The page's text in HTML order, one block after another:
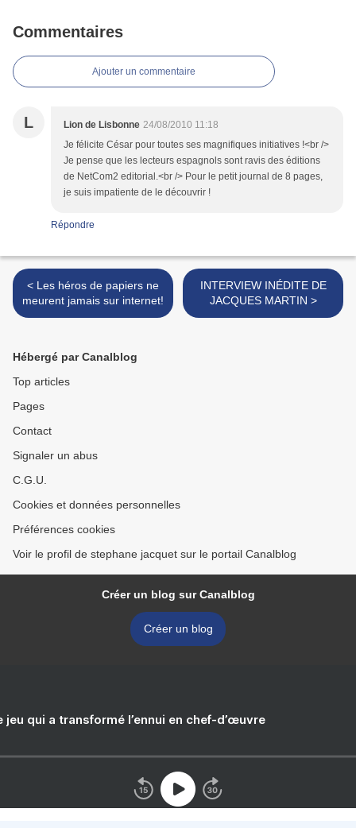
Commentaires
Ajouter un commentaire
L Lion de Lisbonne 24/08/2010 11:18
Je félicite César pour toutes ses magnifiques initiatives !<br />
Je pense que les lecteurs espagnols sont ravis des éditions
de NetCom2 editorial.<br /> Pour le petit journal de 8 pages,
je suis impatiente de le découvrir !
Répondre
< Les héros de papiers ne
meurent jamais sur internet!
INTERVIEW INÉDITE DE
JACQUES MARTIN >
Hébergé par Canalblog
Top articles
Pages
Contact
Signaler un abus
C.G.U.
Cookies et données personnelles
Préférences cookies
Voir le profil de stephane jacquet sur le portail Canalblog
Créer un blog sur Canalblog
Créer un blog
jeu qui a transformé l’ennui en chef-d’œuvre